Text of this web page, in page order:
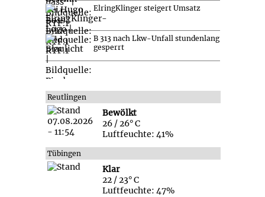
ElringKlinger steigert Umsatz
B 313 nach Lkw-Unfall stundenlang
gesperrt
Reutlingen
Bewölkt
26 / 26° C
Luftfeuchte: 41%
Tübingen
Klar
22 / 23° C
Luftfeuchte: 47%